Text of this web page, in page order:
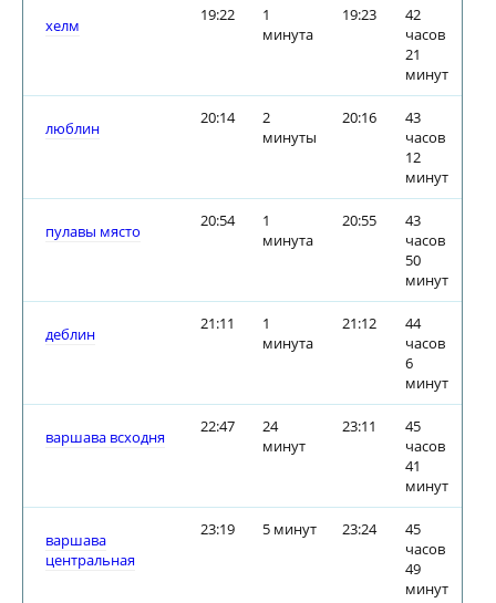
хелм
19:22
1
минута
19:23
42
часов
21
минут
люблин
20:14
2
минуты
20:16
43
часов
12
минут
пулавы място
20:54
1
минута
20:55
43
часов
50
минут
деблин
21:11
1
минута
21:12
44
часов
6
минут
варшава всходня
22:47
24
минут
23:11
45
часов
41
минут
варшава
центральная
23:19 5 минут 23:24
45
часов
49
минут